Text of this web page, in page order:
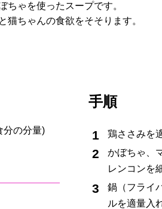
ちゃを使ったスープです。
猫ちゃんの食欲をそそります。
分の分量)
手順
鶏ささみを
かぼちゃ、
レンコンを
鍋（フライ
ルを適量入